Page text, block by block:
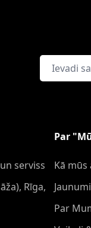
E-pasta
serviss
Rīga,
Par
Kā mūs
Jaunumi
Par